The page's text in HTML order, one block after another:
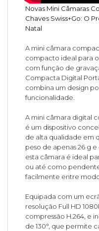
Novas Mini Câmaras
Chaves Swiss+Go: O
Natal
A mini câmara
compacto ideal para
com função de
Compacta Digital
combina um design
funcionalidade.
A mini câmara digital
é um dispositivo
de alta qualidade em
peso de apenas 26 g e
esta câmara é ideal
ou até como
facilmente entre
Equipada com um
resolução Full HD
compressão H.264, e
de 130°, que permite